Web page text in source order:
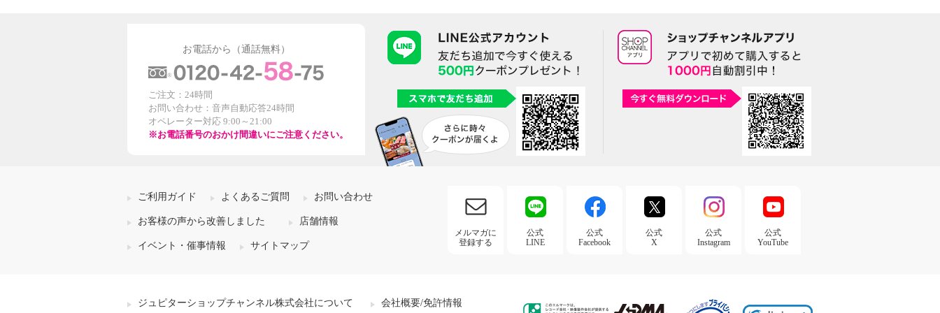
お電話から（通話無料）
ご注文：24時間
お問い合わせ：音声自動応答24時間
オペレーター対応 9:00～21:00
※お電話番号のおかけ間違いにご注意ください。
ご利用ガイド よくあるご質問 お問い合わせ
お客様の声から改善しました 店舗情報
イベント・催事情報 サイトマップ
メルマガに
登録する
公式
LINE
公式
Facebook
公式
X
公式
Instagram
公式
YouTube
ジュピターショップチャンネル株式会社について 会社概要/免許情報